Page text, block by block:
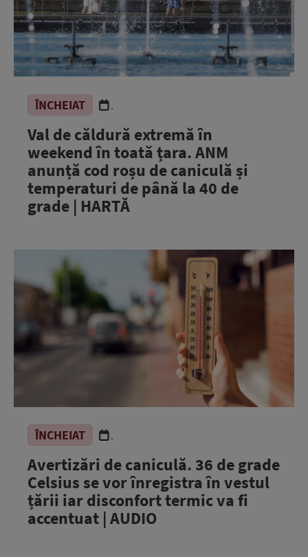
ÎNCHEIAT .
Val de căldură extremă în
weekend în toată țara. ANM
anunță cod roșu de caniculă și
temperaturi de până la 40 de
grade | HARTĂ
ÎNCHEIAT .
Avertizări de caniculă. 36 de grade
Celsius se vor înregistra în vestul
țării iar disconfort termic va fi
accentuat | AUDIO